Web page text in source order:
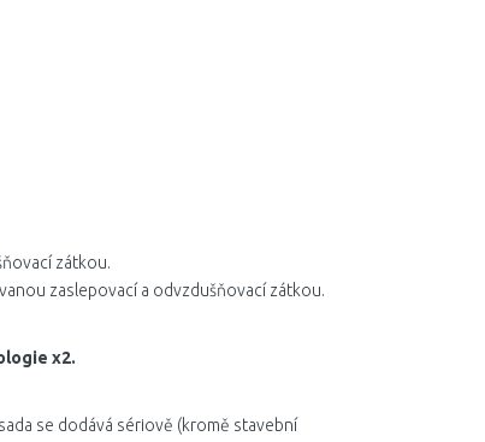
zátkou.
zaslepovací a odvzdušňovací zátkou.
x2.
se dodává sériově (kromě stavební